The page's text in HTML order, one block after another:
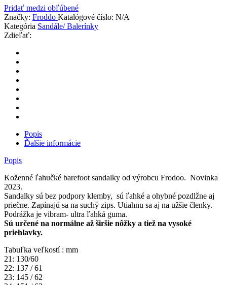
Pridať medzi obľúbené
Značky: Froddo Katalógové číslo: N/A
Kategória Sandále/ Balerínky
Zdieľať:
Popis
Ďalšie informácie
Popis
Koženné ľahučké barefoot sandalky od výrobcu Frodoo. Novinka
2023.
Sandalky sú bez podpory klemby, sú ľahké a ohybné pozdlžne aj
priečne. Zapínajú sa na suchý zips. Utiahnu sa aj na užšie členky.
Podrážka je vibram- ultra ľahká guma.
Sú určené na normálne až širšie nôžky a tiež na vysoké
priehlavky.
Tabuľka veľkostí : mm
21: 130/60
22: 137 / 61
23: 145 / 62